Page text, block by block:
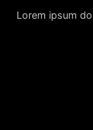
Lorem ipsum